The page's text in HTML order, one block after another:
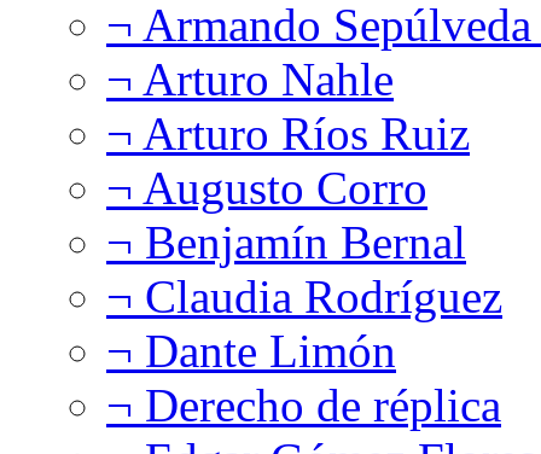
¬ Armando
¬ Arturo Nahle
¬ Arturo Ríos Ruiz
¬ Augusto Corro
¬ Benjamín Bernal
¬ Claudia Rodríguez
¬ Dante Limón
¬ Derecho de réplica